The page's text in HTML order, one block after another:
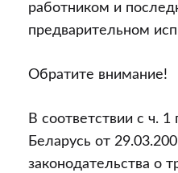
работником и
предварительном
Обратите внимание!
В соответствии с ч.
Беларусь от
законодательства о